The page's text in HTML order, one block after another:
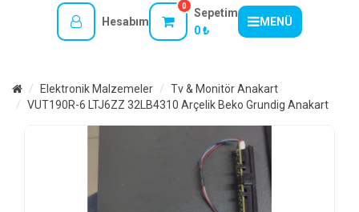
Hesabım
0
Sepetim
0 ₺
MENÜ
Elektronik Malzemeler
Tv & Monitör Anakart
VUT190R-6 LTJ6ZZ 32LB4310 Arçelik Beko Grundig Anakart